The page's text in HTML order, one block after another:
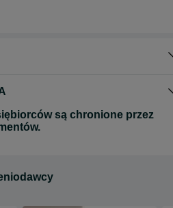
proszę o następujące dane:
faktury (dokumentu zakupu i podstawy
są chronione przez